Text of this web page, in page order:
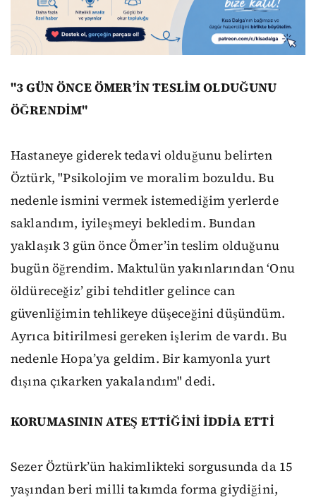
"3 GÜN ÖNCE ÖMER’İN TESLİM OLDUĞUNU
ÖĞRENDİM"
Hastaneye giderek tedavi olduğunu belirten
Öztürk, "Psikolojim ve moralim bozuldu. Bu
nedenle ismini vermek istemediğim yerlerde
saklandım, iyileşmeyi bekledim. Bundan
yaklaşık 3 gün önce Ömer’in teslim olduğunu
bugün öğrendim. Maktulün yakınlarından ‘Onu
öldüreceğiz’ gibi tehditler gelince can
güvenliğimin tehlikeye düşeceğini düşündüm.
Ayrıca bitirilmesi gereken işlerim de vardı. Bu
nedenle Hopa’ya geldim. Bir kamyonla yurt
dışına çıkarken yakalandım" dedi.
KORUMASININ ATEŞ ETTİĞİNİ İDDİA ETTİ
Sezer Öztürk’ün hakimlikteki sorgusunda da 15
yaşından beri milli takımda forma giydiğini,